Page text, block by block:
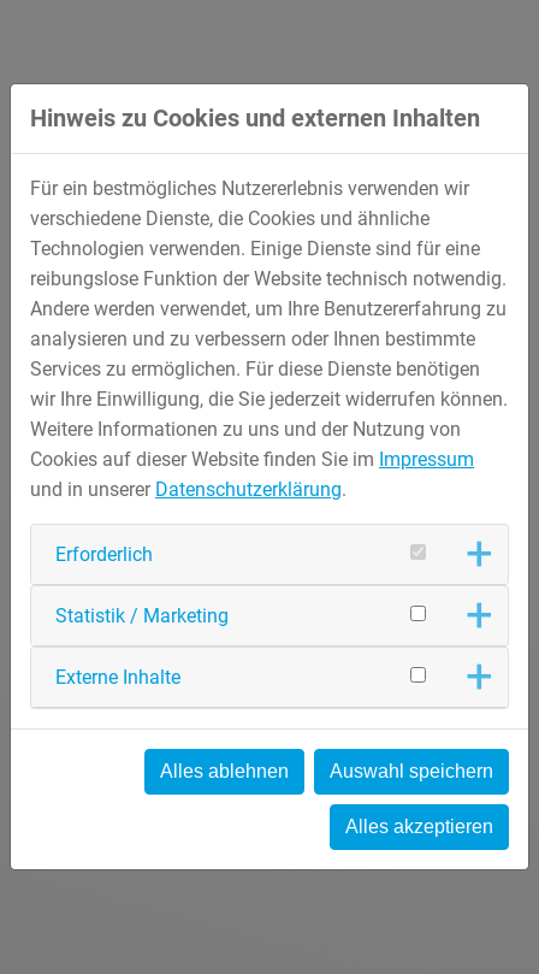
Hinweis zu Cookies und externen Inhalten
Für ein bestmögliches Nutzererlebnis verwenden wir
verschiedene Dienste, die Cookies und ähnliche
Technologien verwenden. Einige Dienste sind für eine
reibungslose Funktion der Website technisch notwendig.
Andere werden verwendet, um Ihre Benutzererfahrung zu
analysieren und zu verbessern oder Ihnen bestimmte
Services zu ermöglichen. Für diese Dienste benötigen
wir Ihre Einwilligung, die Sie jederzeit widerrufen können.
Weitere Informationen zu uns und der Nutzung von
Cookies auf dieser Website finden Sie im Impressum
und in unserer Datenschutzerklärung.
Erforderlich
Statistik / Marketing
Externe Inhalte
Alles ablehnen Auswahl speichern
Alles akzeptieren